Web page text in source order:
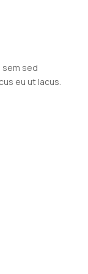
sed
eu ut lacus.